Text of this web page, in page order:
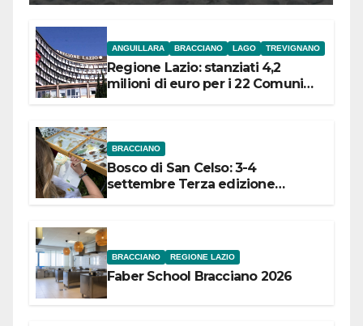
ANGUILLARA BRACCIANO LAGO TREVIGNANO
Regione Lazio: stanziati 4,2
milioni di euro per i 22 Comuni
BRACCIANO
Bosco di San Celso: 3-4
settembre Terza edizione
BRACCIANO REGIONE LAZIO
Faber School Bracciano 2026